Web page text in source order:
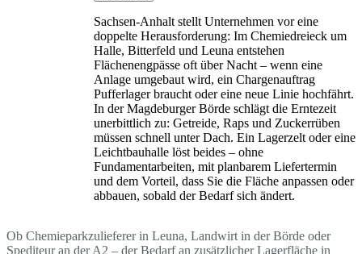
Sachsen-Anhalt stellt Unternehmen vor eine
doppelte Herausforderung: Im Chemiedreieck um
Halle, Bitterfeld und Leuna entstehen
Flächenengpässe oft über Nacht – wenn eine
Anlage umgebaut wird, ein Chargenauftrag
Pufferlager braucht oder eine neue Linie hochfährt.
In der Magdeburger Börde schlägt die Erntezeit
unerbittlich zu: Getreide, Raps und Zuckerrüben
müssen schnell unter Dach. Ein Lagerzelt oder eine
Leichtbauhalle löst beides – ohne
Fundamentarbeiten, mit planbarem Liefertermin
und dem Vorteil, dass Sie die Fläche anpassen oder
abbauen, sobald der Bedarf sich ändert.
Ob Chemieparkzulieferer in Leuna, Landwirt in der Börde oder
Spediteur an der A2 – der Bedarf an zusätzlicher Lagerfläche in